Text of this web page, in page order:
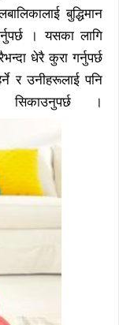
बुद्धिमान
। यसका लागि
धेरै कुरा गर्नुपर्छ
र उनीहरूलाई पनि
।